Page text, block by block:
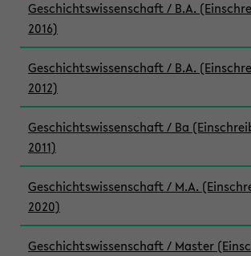
Geschichtswissenschaft / B.A.
2016)
Geschichtswissenschaft / B.A.
2012)
Geschichtswissenschaft / Ba
2011)
Geschichtswissenschaft / M.A.
2020)
Geschichtswissenschaft / Master